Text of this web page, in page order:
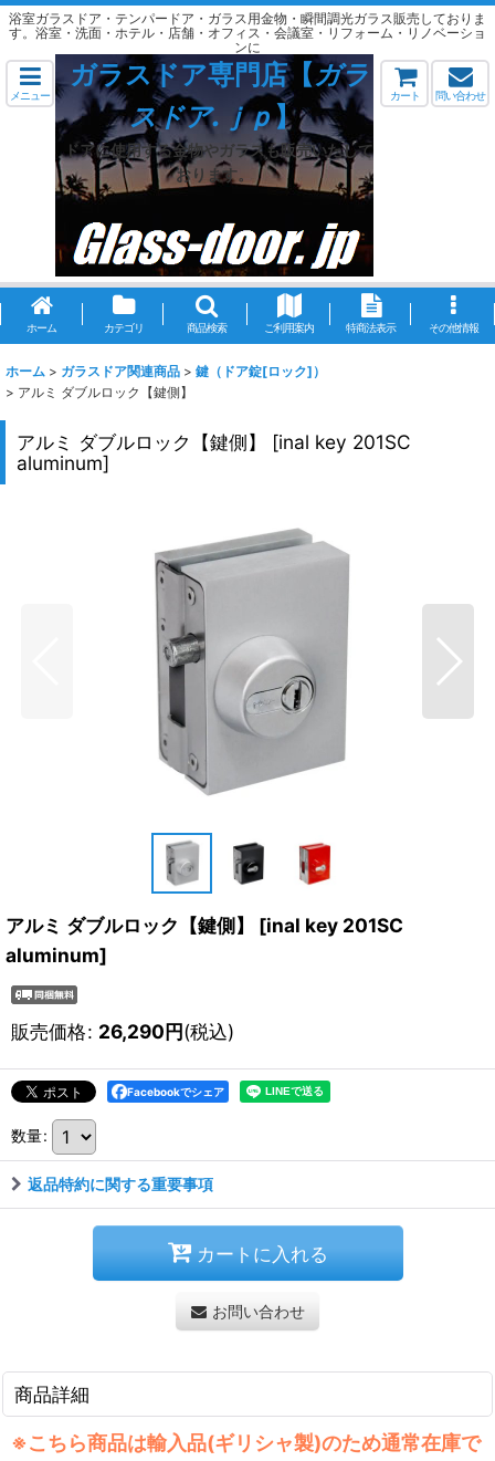
浴室ガラスドア・テンパードア・ガラス用金物・瞬間調光ガラス販売しておりま
す。浴室・洗面・ホテル・店舗・オフィス・会議室・リフォーム・リノベーショ
ンに
メニュー
ガラスドア専門店【ガラ
スドア.ｊｐ】
ドアに使用する金物やガラスも販売いたして
おります。
カート 問い合わせ
ホーム カテゴリ 商品検索 ご利用案内 特商法表示 その他情報
ホーム > ガラスドア関連商品 > 鍵（ドア錠[ロック]）
> アルミ ダブルロック【鍵側】
アルミ ダブルロック【鍵側】 [inal key 201SC
aluminum]
アルミ ダブルロック【鍵側】 [inal key 201SC
aluminum]
販売価格: 26,290円(税込)
Facebookでシェア
数量:
返品特約に関する重要事項
カートに入れる
お問い合わせ
商品詳細
※こちら商品は輸入品(ギリシャ製)のため通常在庫で